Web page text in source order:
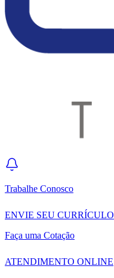
Trabalhe Conosco
ENVIE SEU CURRÍCULO
Faça uma Cotação
ATENDIMENTO ONLINE